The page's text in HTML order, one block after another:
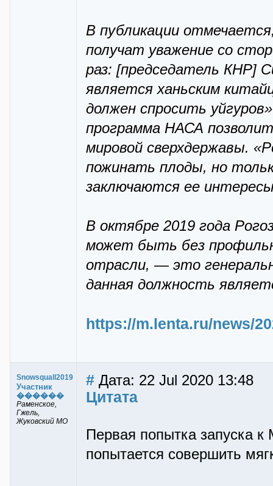
В публикации
получат уважение со
раз: [председатель КНР]
является ханьским
должен спросить
программа НАСА
мировой сверхдержавы.
пожинать плоды, но
заключаются ее
В октябре 2019 года
может быть без
отрасли, — это
данная должность
https://m.lenta.ru/news/
Snowsquall2019
Участник
������
Раменское,
Гжель,
Жуковский МО
# Дата: 22 Jul 2020 13:48
Цитата
Первая попытка запуска
попытается совершить